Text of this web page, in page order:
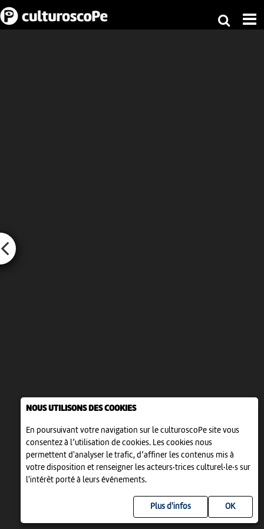
NOUS UTILISONS DES COOKIES
En poursuivant votre navigation sur le culturoscoPe site vous
consentez à l’utilisation de cookies. Les cookies nous
permettent d'analyser le trafic, d’affiner les contenus mis à
votre disposition et renseigner les acteurs·trices culturel·le·s sur
l'intérêt porté à leurs événements.
Plus d'infos